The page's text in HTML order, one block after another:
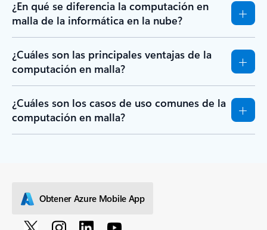
¿En qué se diferencia la computación en
malla de la informática en la nube?
¿Cuáles son las principales ventajas de la
computación en malla?
¿Cuáles son los casos de uso comunes de la
computación en malla?
Obtener Azure Mobile App